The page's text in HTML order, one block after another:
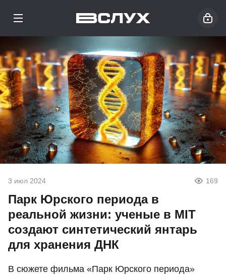
3 июл 2024 169
Парк Юрского периода в
реальной жизни: ученые в MIT
создают синтетический янтарь
для хранения ДНК
В сюжете фильма «Парк Юрского периода»